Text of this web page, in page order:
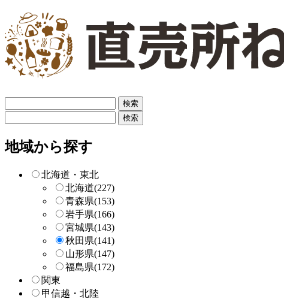
リ
ー
検
索
ー
検
地域から探す
北海道・東北
北海道(227)
青森県(153)
岩手県(166)
宮城県(143)
秋田県(141)
山形県(147)
福島県(172)
関東
甲信越・北陸